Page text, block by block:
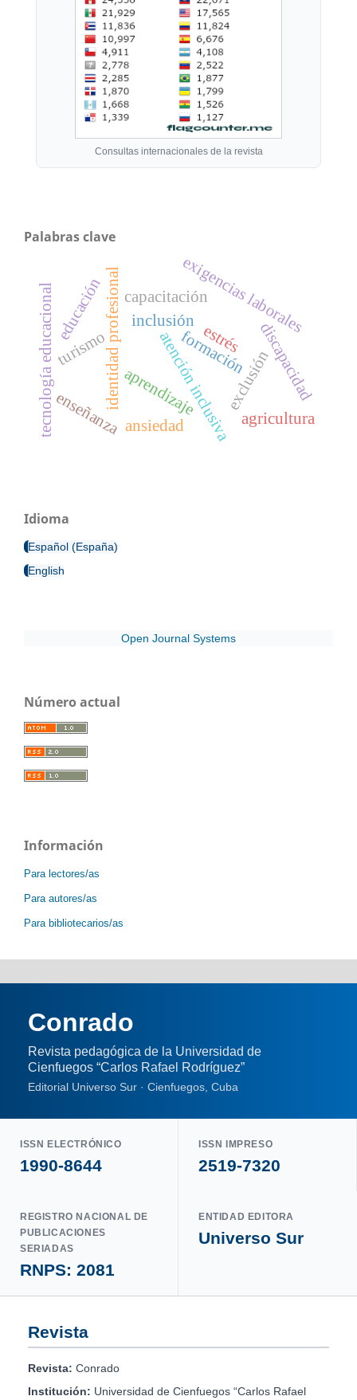
Consultas internacionales de la revista
Palabras clave
formación
atención inclusiva
identidad profesional
enseñanzaaprendizaje
inclusión
exclusióndiscapacidad
capacitación
tecnología educacional estrés
ansiedad
exigencias laborales
agricultura
turismo
educación
Idioma
Español (España)
English
Open Journal Systems
Número actual
Información
Para lectores/as
Para autores/as
Para bibliotecarios/as
Conrado
Revista pedagógica de la Universidad de
Cienfuegos “Carlos Rafael Rodríguez”
Editorial Universo Sur · Cienfuegos, Cuba
ISSN ELECTRÓNICO
1990-8644
ISSN IMPRESO
2519-7320
REGISTRO NACIONAL DE
PUBLICACIONES
SERIADAS
RNPS: 2081
ENTIDAD EDITORA
Universo Sur
Revista
Revista: Conrado
Institución: Universidad de Cienfuegos “Carlos Rafael